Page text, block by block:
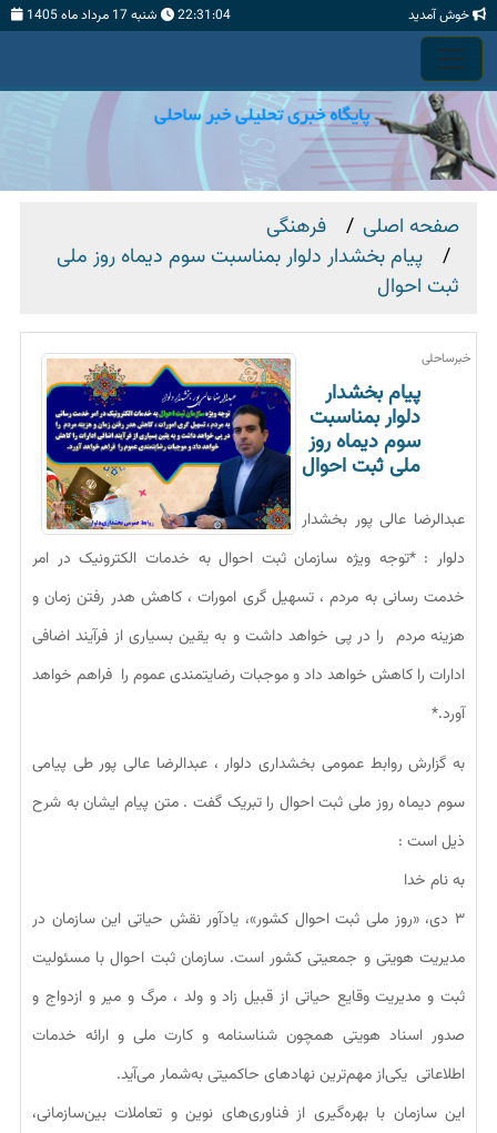
خوش آمدید 22:31:04 شنبه 17 مرداد ماه 1405
صفحه اصلی
فرهنگی
پیام بخشدار دلوار بمناسبت سوم دیماه روز ملی
ثبت احوال
خبرساحلی
پیام بخشدار
دلوار بمناسبت
سوم دیماه روز
ملی ثبت احوال
عبدالرضا عالی پور بخشدار
دلوار : *توجه ویژه سازمان ثبت احوال به خدمات الکترونیک در امر
خدمت رسانی به مردم ، تسهیل گری امورات ، کاهش هدر رفتن زمان و
هزینه مردم را در پی خواهد داشت و به یقین بسیاری از فرآیند اضافی
ادارات را کاهش خواهد داد و موجبات رضایتمندی عموم را فراهم خواهد
آورد.*
به گزارش روابط عمومی بخشداری دلوار ، عبدالرضا عالی پور طی پیامی
سوم دیماه روز ملی ثبت احوال را تبریک گفت . متن پیام ایشان به شرح
ذیل است :
به نام خدا
۳ دی‌، «روز ملی ثبت احوال کشور»، یادآور نقش حیاتی این سازمان در
مدیریت هویتی و جمعیتی کشور است. سازمان ثبت احوال با مسئولیت
ثبت و مدیریت وقایع حیاتی از قبیل زاد و ولد ، مرگ و میر و ازدواج و
صدور اسناد هویتی همچون شناسنامه و کارت ملی و ارائه خدمات
اطلاعاتی یکی‌از مهم‌ترین نهادهای حاکمیتی به‌شمار می‌آید.
این سازمان با بهره‌گیری از فناوری‌های نوین و تعاملات بین‌سازمانی،